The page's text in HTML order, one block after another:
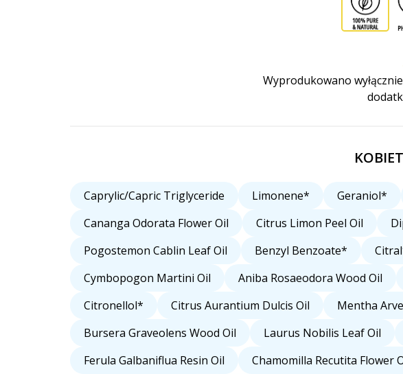
Wyprodukowano
Caprylic/Capric Triglyceride Limonene* Geraniol*
Cananga Odorata Flower Oil
Citrus Limon Peel Oil
Pogostemon Cablin Leaf Oil
Benzyl Benzoate*
Cymbopogon Martini Oil
Aniba Rosaeodora Wood Oil
Citronellol*
Citrus Aurantium Dulcis Oil Mentha
Bursera Graveolens Wood Oil
Laurus Nobilis Leaf Oil
Ferula Galbaniflua Resin Oil
Chamomilla Recutita Flower